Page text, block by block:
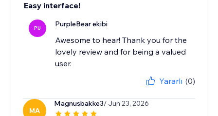
Easy interface!
PU PurpleBear ekibi
Awesome to hear! Thank you for the
lovely review and for being a valued
user.
Yararlı (0)
MA
Magnusbakke3/ Jun 23, 2026